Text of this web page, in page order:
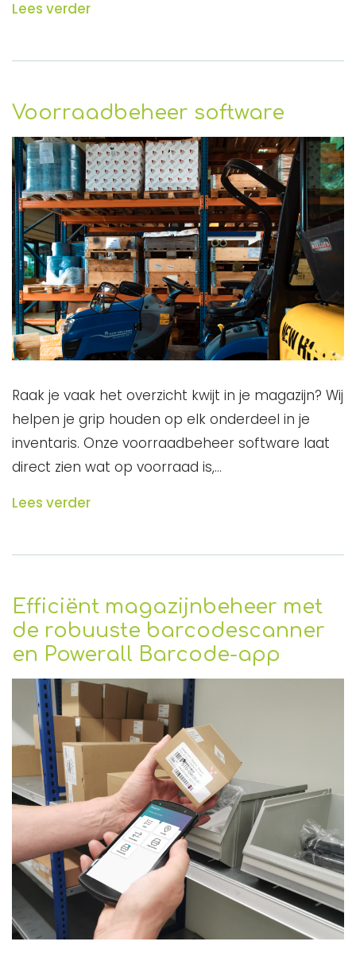
Lees verder
Voorraadbeheer software
Raak je vaak het overzicht kwijt in je magazijn? Wij
helpen je grip houden op elk onderdeel in je
inventaris. Onze voorraadbeheer software laat
direct zien wat op voorraad is,…
Lees verder
Efficiënt magazijnbeheer met
de robuuste barcodescanner
en Powerall Barcode-app